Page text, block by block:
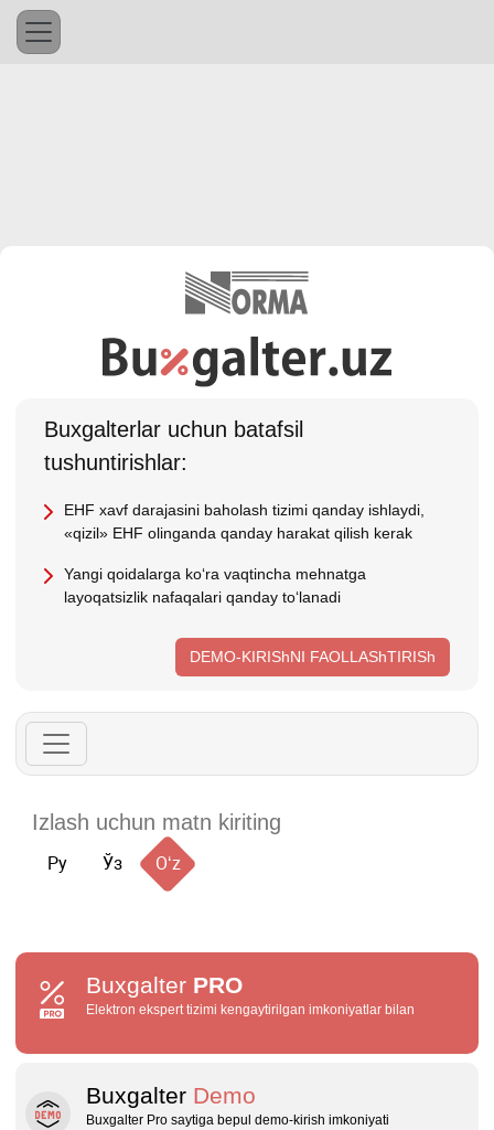
Buхgalterlar uchun batafsil
tushuntirishlar:
EHF хavf darajasini baholash tizimi qanday ishlaydi,
«qizil» EHF olinganda qanday harakat qilish kerak
Yangi qoidalarga koʻra vaqtincha mehnatga
layoqatsizlik nafaqalari qanday toʻlanadi
DEMO-KIRIShNI FAOLLAShTIRISh
Ру Ўз Oʻz
Buxgalter PRO
Elektron ekspert tizimi kengaytirilgan imkoniyatlar bilan
Buxgalter Demo
Buxgalter Pro saytiga bepul demo‑kirish imkoniyati